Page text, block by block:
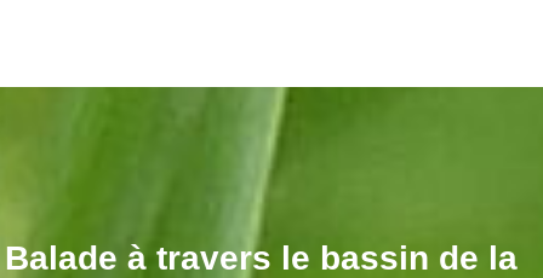
Balade à travers le bassin de la